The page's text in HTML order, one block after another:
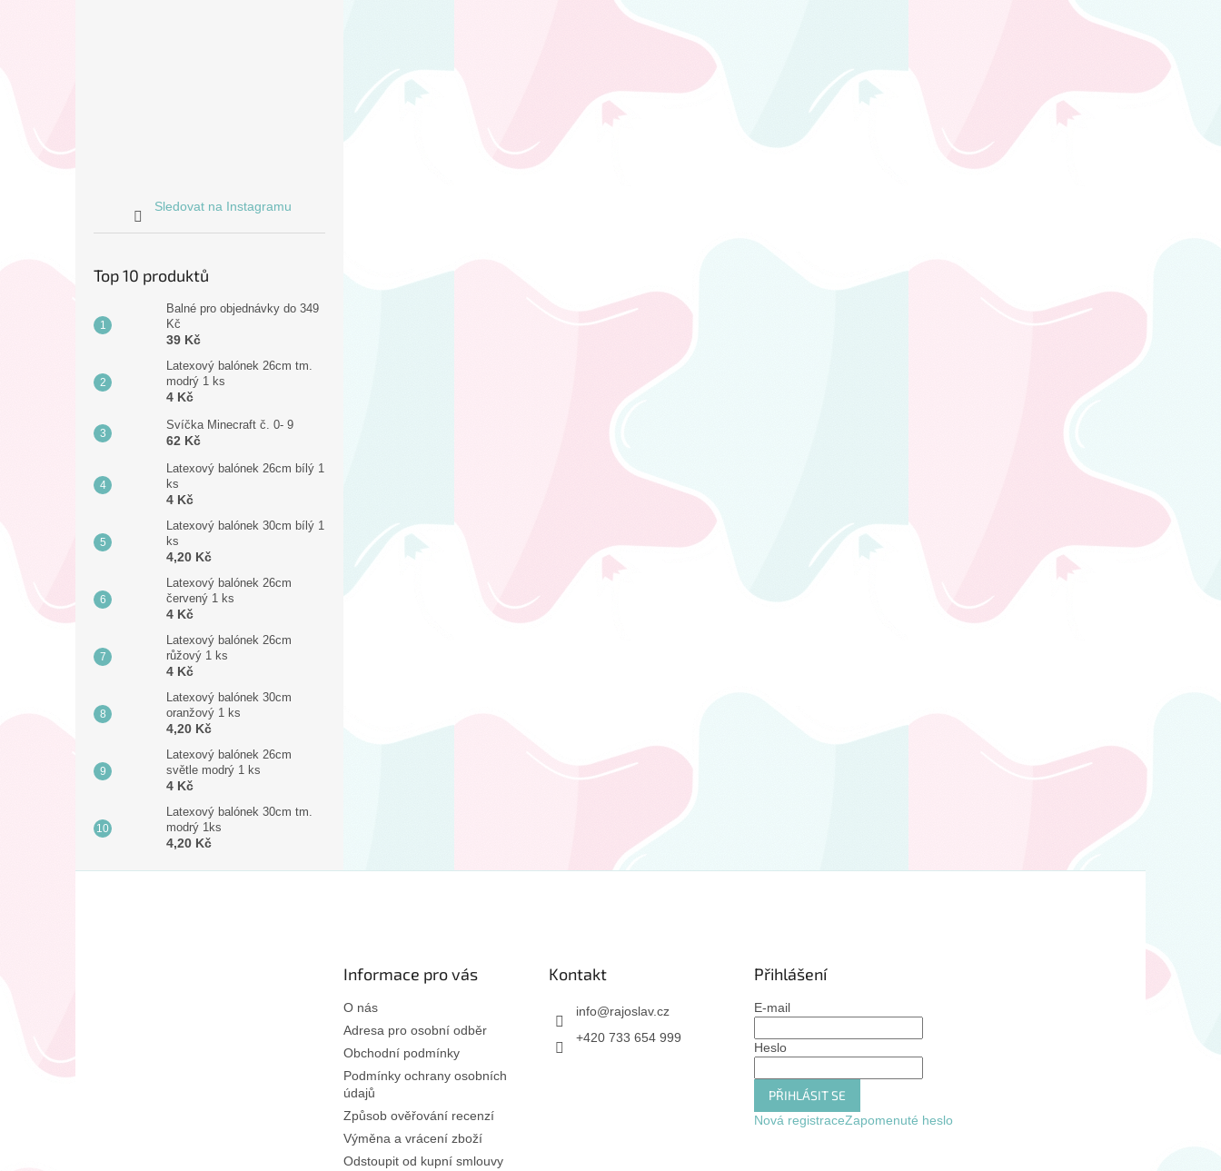
Sledovat na Instagramu
Top 10 produktů
Balné pro objednávky do 349
Kč
39 Kč
Latexový balónek 26cm tm.
modrý 1 ks
4 Kč
Svíčka Minecraft č. 0- 9
62 Kč
Latexový balónek 26cm bílý 1
ks
4 Kč
Latexový balónek 30cm bílý 1
ks
4,20 Kč
Latexový balónek 26cm
červený 1 ks
4 Kč
Latexový balónek 26cm
růžový 1 ks
4 Kč
Latexový balónek 30cm
oranžový 1 ks
4,20 Kč
Latexový balónek 26cm
světle modrý 1 ks
4 Kč
Latexový balónek 30cm tm.
modrý 1ks
4,20 Kč
Informace pro vás
O nás
Adresa pro osobní odběr
Obchodní podmínky
Podmínky ochrany osobních
údajů
Způsob ověřování recenzí
Výměna a vrácení zboží
Odstoupit od kupní smlouvy
Kontakt
info@rajoslav.cz
+420 733 654 999
Přihlášení
E-mail
Heslo
PŘIHLÁSIT SE
Nová registraceZapomenuté heslo